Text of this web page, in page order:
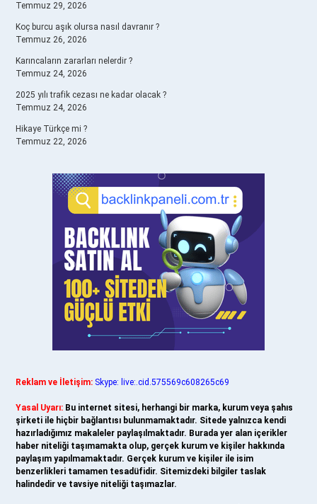
Temmuz 29, 2026
Koç burcu aşık olursa nasıl davranır ?
Temmuz 26, 2026
Karıncaların zararları nelerdir ?
Temmuz 24, 2026
2025 yılı trafik cezası ne kadar olacak ?
Temmuz 24, 2026
Hikaye Türkçe mi ?
Temmuz 22, 2026
Reklam ve İletişim: Skype: live:.cid.575569c608265c69
Yasal Uyarı: Bu internet sitesi, herhangi bir marka, kurum veya şahıs
şirketi ile hiçbir bağlantısı bulunmamaktadır. Sitede yalnızca kendi
hazırladığımız makaleler paylaşılmaktadır. Burada yer alan içerikler
haber niteliği taşımamakta olup, gerçek kurum ve kişiler hakkında
paylaşım yapılmamaktadır. Gerçek kurum ve kişiler ile isim
benzerlikleri tamamen tesadüfidir. Sitemizdeki bilgiler taslak
halindedir ve tavsiye niteliği taşımazlar.